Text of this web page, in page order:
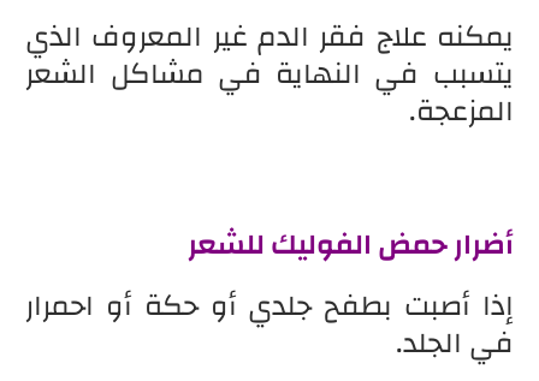
يمكنه علاج فقر الدم غير المعروف الذي
يتسبب في النهاية في مشاكل الشعر
المزعجة.
أضرار حمض الفوليك للشعر
إذا أصبت بطفح جلدي أو حكة أو احمرار
في الجلد.